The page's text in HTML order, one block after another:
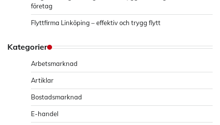
företag
Flyttfirma Linköping – effektiv och trygg flytt
Kategorier
Arbetsmarknad
Artiklar
Bostadsmarknad
E-handel